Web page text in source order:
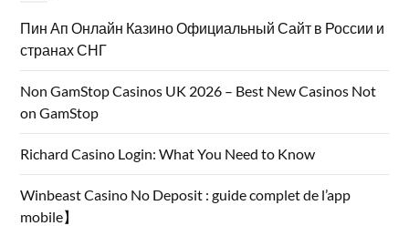
Пин Ап Онлайн Казино Официальный Сайт в России и
странах СНГ
Non GamStop Casinos UK 2026 – Best New Casinos Not
on GamStop
Richard Casino Login: What You Need to Know
Winbeast Casino No Deposit : guide complet de l’app
mobile】